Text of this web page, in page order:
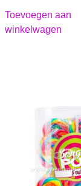
Toevoegen aan
winkelwagen